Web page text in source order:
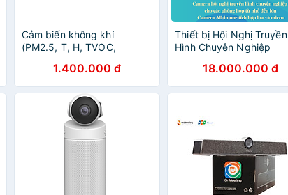
Cảm biến không khí
(PM2.5, T, H, TVOC,
1.400.000 đ
Thiết bị Hội Nghị Truyền
Hình Chuyên Nghiệp
Hãng - Chất Lượng Cao
18.000.000 đ